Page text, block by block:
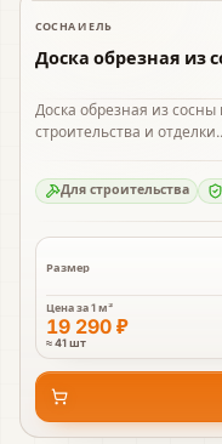
В наличии
СОСНА И ЕЛЬ
Доска обрезная из
Доска обрезная из
строительства и
Для строительства
Размер
Цена за1 м³
19 290 ₽
≈ 41 шт